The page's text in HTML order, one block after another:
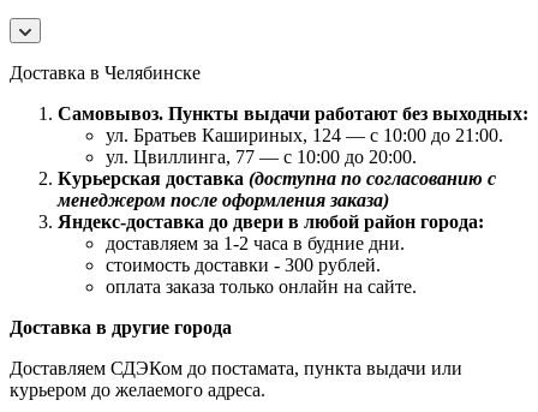
Доставка в Челябинске
Самовывоз. Пункты выдачи работают без выходных:
ул. Братьев Кашириных, 124 — с 10:00 до 21:00.
ул. Цвиллинга, 77 — с 10:00 до 20:00.
Курьерская доставка (доступна по согласованию с
менеджером после оформления заказа)
Яндекс-доставка до двери в любой район города:
доставляем за 1-2 часа в будние дни.
стоимость доставки - 300 рублей.
оплата заказа только онлайн на сайте.
Доставка в другие города
Доставляем СДЭКом до постамата, пункта выдачи или
курьером до желаемого адреса.